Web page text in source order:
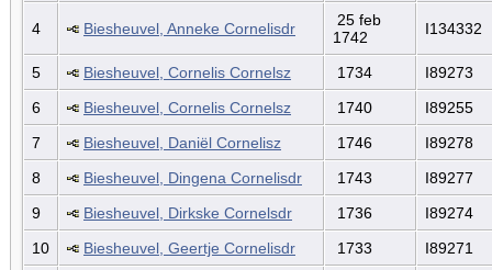
4 Biesheuvel, Anneke Cornelisdr
25 feb
1742
I134332
5 Biesheuvel, Cornelis Cornelsz 1734
I89273
6
Biesheuvel, Cornelis Cornelsz 1740
I89255
7
Biesheuvel, Daniël Cornelisz 1746
I89278
8
Biesheuvel, Dingena Cornelisdr 1743
I89277
9
Biesheuvel, Dirkske Cornelsdr 1736
I89274
10
Biesheuvel, Geertje Cornelisdr 1733
I89271